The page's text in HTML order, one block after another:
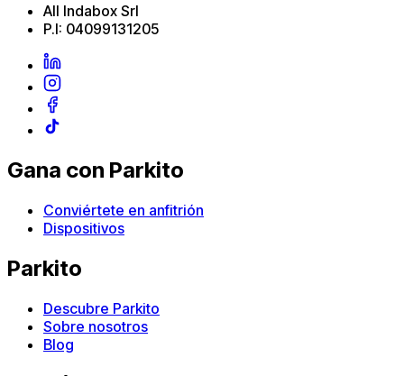
All Indabox Srl
P.I: 04099131205
Gana con Parkito
Conviértete en anfitrión
Dispositivos
Parkito
Descubre Parkito
Sobre nosotros
Blog